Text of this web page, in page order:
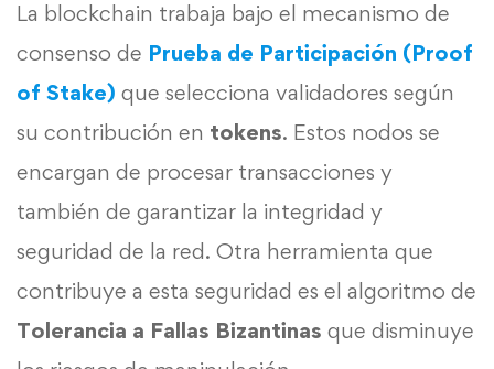
La blockchain trabaja bajo el mecanismo de
consenso de Prueba de Participación (Proof
of Stake) que selecciona validadores según
su contribución en tokens. Estos nodos se
encargan de procesar transacciones y
también de garantizar la integridad y
seguridad de la red. Otra herramienta que
contribuye a esta seguridad es el algoritmo de
Tolerancia a Fallas Bizantinas que disminuye